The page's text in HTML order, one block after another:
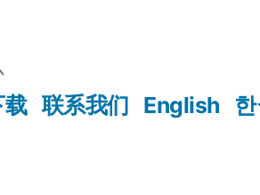
联系我们 English